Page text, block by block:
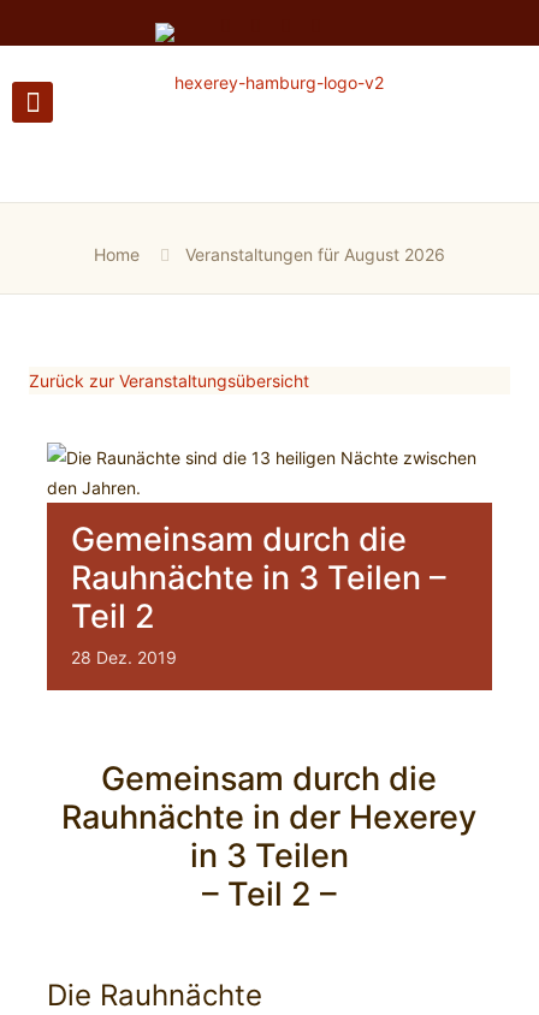
Home Veranstaltungen für August 2026
Zurück zur Veranstaltungsübersicht
Gemeinsam durch die
Rauhnächte in 3 Teilen –
Teil 2
28 Dez. 2019
Gemeinsam durch die
Rauhnächte in der Hexerey
in 3 Teilen
– Teil 2 –
Die Rauhnächte